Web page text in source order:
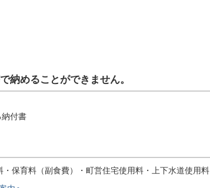
納めることができません。
付書
保育料（副食費）・町営住宅使用料・上下水道使用料